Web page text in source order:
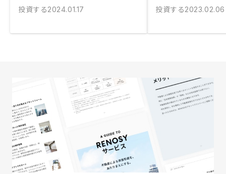
投資する2024.01.17
投資する2023.02.06